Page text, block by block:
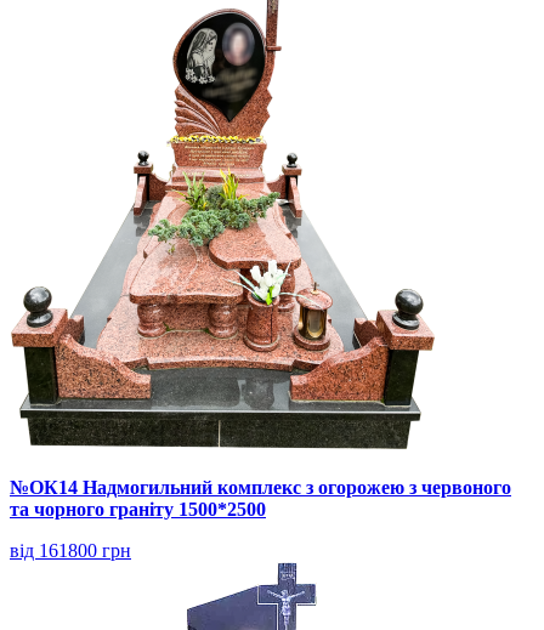
№ОК14 Надмогильний комплекс з огорожею з червоного
та чорного граніту 1500*2500
від 161800 грн